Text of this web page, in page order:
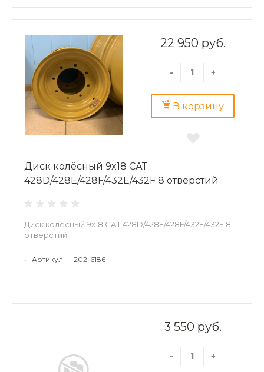
22 950 руб.
- +
В корзину
Диск колёсный 9x18 САТ
428D/428E/428F/432E/432F 8 отверстий
Диск колёсный 9x18 САТ 428D/428E/428F/432E/432F 8
отверстий
• Артикул — 202-6186
3 550 руб.
- +